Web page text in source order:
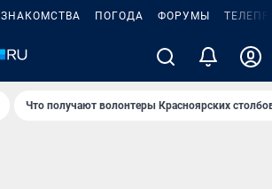
ЗНАКОМСТВА ПОГОДА ФОРУМЫ
Что получают волонтеры Красноярских